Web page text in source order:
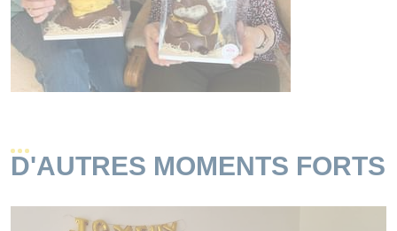
D'AUTRES MOMENTS FORTS